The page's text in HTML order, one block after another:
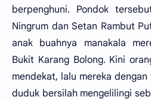
berpenghuni. Pondok
Ningrum dan Setan Rambut
anak buahnya manakala
Bukit Karang Bolong. Kini
mendekat, lalu mereka
duduk bersilah mengelilingi